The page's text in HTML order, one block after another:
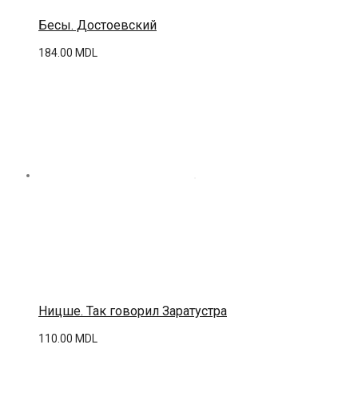
Бесы. Достоевский
184.00 MDL
Ницше. Так говорил Заратустра
110.00 MDL